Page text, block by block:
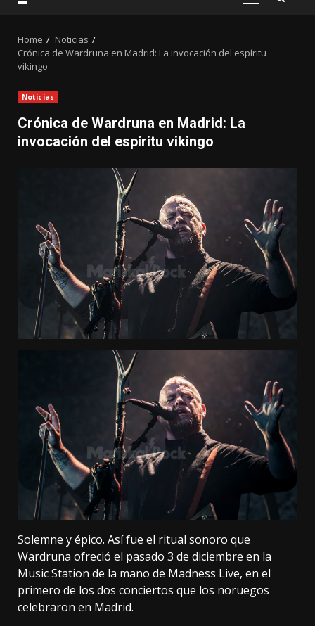
PRIMARY
Home
Noticias
Crónica de Wardruna en Madrid: La invocación del espíritu
vikingo
Noticias
Crónica de Wardruna en Madrid: La
invocación del espíritu vikingo
Solemne y épico. Así fue el ritual sonoro que
Wardruna ofreció el pasado 3 de diciembre en la
Music Station de la mano de Madness Live, en el
primero de los dos conciertos que los noruegos
celebraron en Madrid.